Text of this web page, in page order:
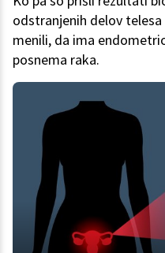
odstranjenih delov
menili, da ima
posnema raka.